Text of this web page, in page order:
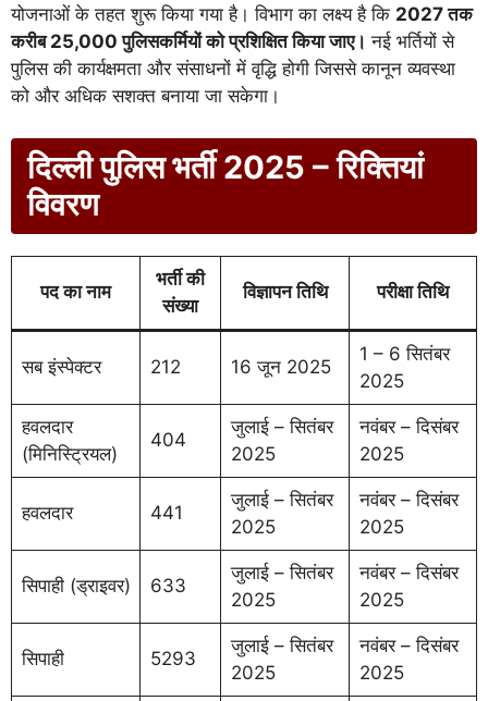
योजनाओं के तहत शुरू किया गया है। विभाग का लक्ष्य है कि 2027 तक
करीब 25,000 पुलिसकर्मियों को प्रशिक्षित किया जाए। नई भर्तियों से
पुलिस की कार्यक्षमता और संसाधनों में वृद्धि होगी जिससे कानून व्यवस्था
को और अधिक सशक्त बनाया जा सकेगा।
दिल्ली पुलिस भर्ती 2025 – रिक्तियां
विवरण
पद का नाम
भर्ती की
संख्या
विज्ञापन तिथि परीक्षा तिथि
सब इंस्पेक्टर 212 16 जून 2025
1 – 6 सितंबर
2025
हवलदार
(मिनिस्ट्रियल)
404
जुलाई – सितंबर
2025
नवंबर – दिसंबर
2025
हवलदार 441
जुलाई – सितंबर
2025
नवंबर – दिसंबर
2025
सिपाही (ड्राइवर) 633
जुलाई – सितंबर
2025
नवंबर – दिसंबर
2025
सिपाही 5293
जुलाई – सितंबर
2025
नवंबर – दिसंबर
2025